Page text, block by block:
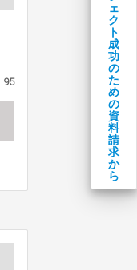
95
ェ
ク
ト
成
功
の
た
め
の
資
料
請
求
か
ら